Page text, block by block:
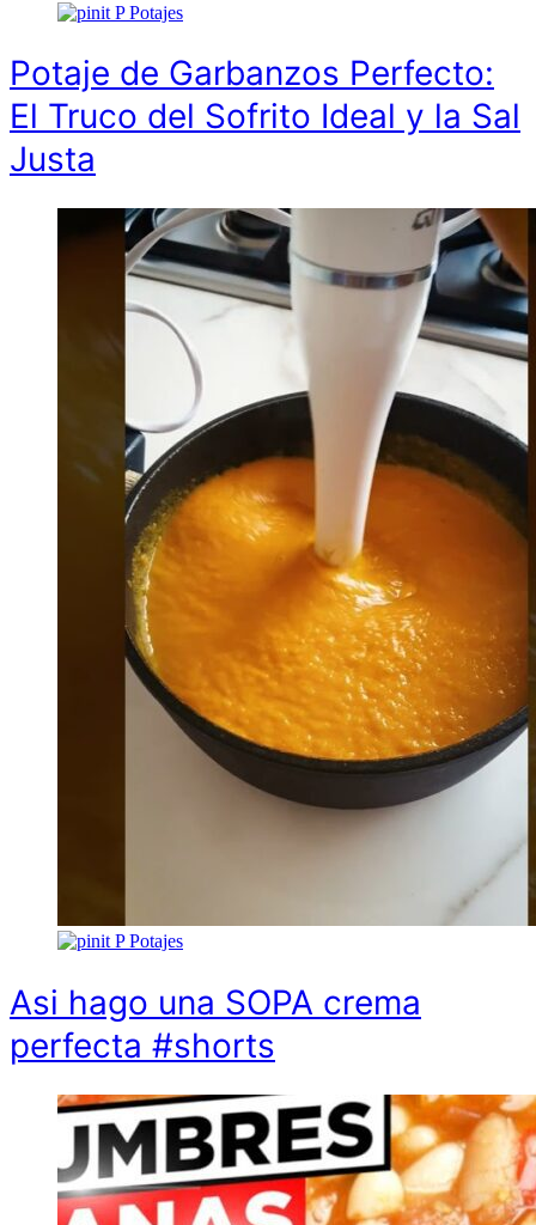
P Potajes
Potaje de Garbanzos Perfecto:
El Truco del Sofrito Ideal y la Sal
Justa
P Potajes
Asi hago una SOPA crema
perfecta #shorts